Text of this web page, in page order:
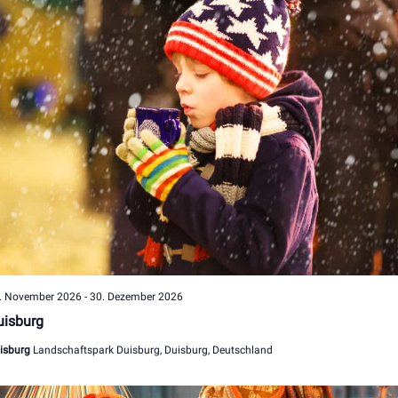
November 2026- 30. Dezember 2026
Landschaftspark Duisburg, Duisburg, Deutschland